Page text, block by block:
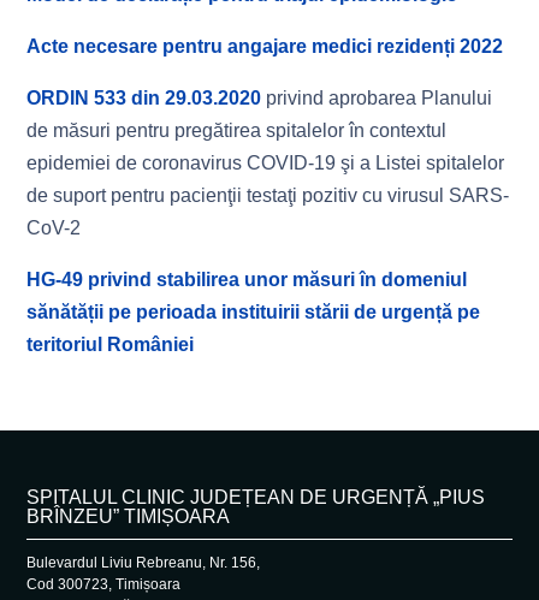
Acte necesare pentru angajare medici rezidenți 2022
ORDIN 533 din 29.03.2020 privind aprobarea Planului
de măsuri pentru pregătirea spitalelor în contextul
epidemiei de coronavirus COVID-19 şi a Listei spitalelor
de suport pentru pacienţii testaţi pozitiv cu virusul SARS-
CoV-2
HG-49 privind stabilirea unor măsuri în domeniul
sănătății pe perioada instituirii stării de urgență pe
teritoriul României
SPITALUL CLINIC JUDEȚEAN DE URGENȚĂ „PIUS
BRÎNZEU” TIMIȘOARA
Bulevardul Liviu Rebreanu, Nr. 156,
Cod 300723, Timișoara